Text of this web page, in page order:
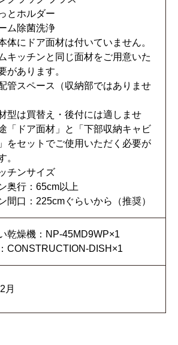
とホルダー
ム除菌洗浄
体にドア面材は付いていません。
キッチンと同じ面材をご用意いた
があります。
管スペース（収納部ではありませ
型は買替え・後付には適しませ
「ドア面材」と「下部収納キャビ
をセットでご使用いただく必要が
。
チンサイズ
奥行：65cm以上
間口：225cmぐらいから（推奨）
乾燥機：NP-45MD9WP×1
CONSTRUCTION-DISH×1
月